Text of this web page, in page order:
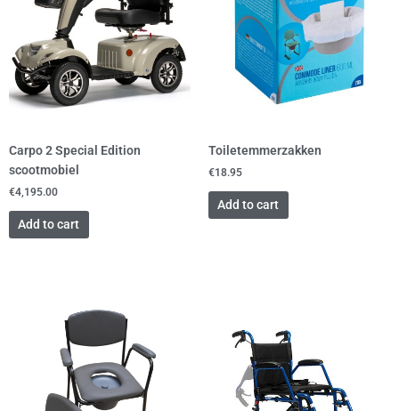
Carpo 2 Special Edition
scootmobiel
€4,195.00
Add to cart
Toiletemmerzakken
€18.95
Add to cart